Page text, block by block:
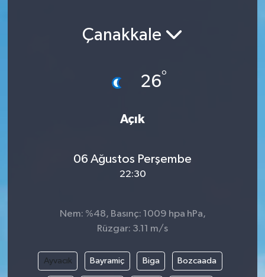
Çanakkale
26°
Açık
06 Ağustos Perşembe
22:30
Nem: %48, Basınç: 1009 hpa hPa,
Rüzgar: 3.11 m/s
Ayvacık Bayramiç Biga Bozcaada